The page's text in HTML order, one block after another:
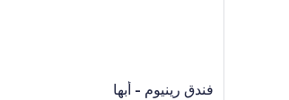
فندق
فندق رينيوم - أبها